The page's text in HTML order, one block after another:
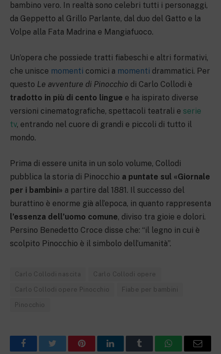
bambino vero. In realtà sono celebri tutti i personaggi,
da Geppetto al Grillo Parlante, dal duo del Gatto e la
Volpe alla Fata Madrina e Mangiafuoco.
Un’opera che possiede tratti fiabeschi e altri formativi,
che unisce momenti comici a momenti drammatici. Per
questo Le avventure di Pinocchio di Carlo Collodi è
tradotto in più di cento lingue e ha ispirato diverse
versioni cinematografiche, spettacoli teatrali e serie
tv, entrando nel cuore di grandi e piccoli di tutto il
mondo.
Prima di essere unita in un solo volume, Collodi
pubblica la storia di Pinocchio a puntate sul «Giornale
per i bambini» a partire dal 1881. Il successo del
burattino è enorme già all’epoca, in quanto rappresenta
l’essenza dell’uomo comune, diviso tra gioie e dolori.
Persino Benedetto Croce disse che: “il legno in cui è
scolpito Pinocchio è il simbolo dell’umanità”.
Carlo Collodi nascita Carlo Collodi opere
Carlo Collodi opere Pinocchio Fiabe per bambini
Pinocchio
FacebookTwitter PinterestLinkedInTumblr WhatsAppEmail